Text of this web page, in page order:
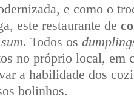
e como o
este restaurante de
. Todos os
no próprio local, em
a habilidade dos
bolinhos.